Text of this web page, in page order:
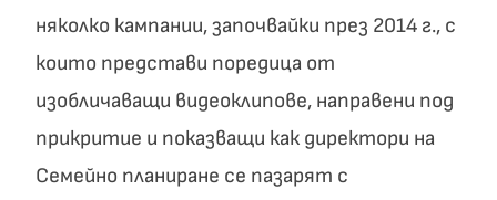
няколко кампании, започвайки през 2014 г., с
които представи поредица от
изобличаващи видеоклипове, направени под
прикритие и показващи как директори на
Семейно планиране се пазарят с